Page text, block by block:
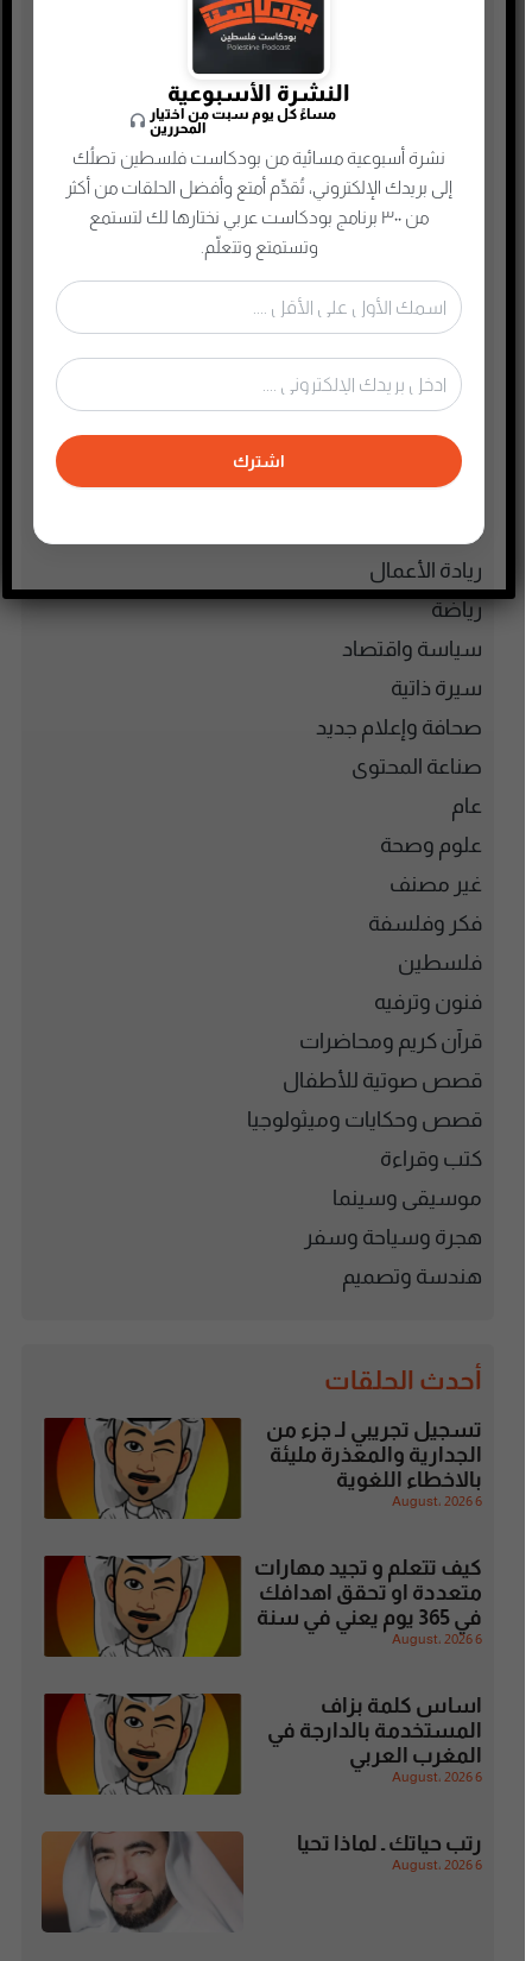
التجارة الإلكترونية
الذاكرة الشعبية الفلسطينية
الطفل والحياة الأسرية
تاريخ فلسطين
تعليم وثقافة
تكنولوجيا وتقنية
جريمة وغموض واحتيال
حقوق وقانون
حلقات مميزة
ريادة الأعمال
رياضة
سياسة واقتصاد
سيرة ذاتية
صحافة وإعلام جديد
صناعة المحتوى
عام
علوم وصحة
غير مصنف
فكر وفلسفة
فلسطين
فنون وترفيه
قرآن كريم ومحاضرات
قصص صوتية للأطفال
قصص وحكايات وميثولوجيا
كتب وقراءة
موسيقى وسينما
هجرة وسياحة وسفر
هندسة وتصميم
أحدث الحلقات
تسجيل تجريبي لـ جزء من
الجدارية والمعذرة مليئة
بالاخطاء اللغوية
6 August، 2026
كيف تتعلم و تجيد مهارات
متعددة او تحقق اهدافك
في 365 يوم يعني في سنة
6 August، 2026
اساس كلمة بزاف
المستخدمة بالدارجة في
المغرب العربي
6 August، 2026
رتب حياتك ـ لماذا تحيا
6 August، 2026
النشرة الأسبوعية
مساءً كل يوم سبت من اختيار
المحررين
نشرة أسبوعية مسائية من بودكاست فلسطين تصلُك
إلى بريدك الإلكتروني، تُقدِّم أمتع وأفضل الحلقات من أكثر
من ٣٠٠ برنامج بودكاست عربي نختارها لك لتستمع
وتستمتع وتتعلّم.
اشترك